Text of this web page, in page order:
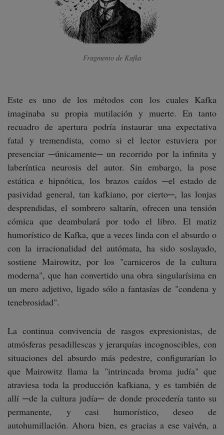
Fragmento de Kafka
Este es uno de los métodos con los cuales Kafka
imaginaba su propia mutilación y muerte. En tanto
recuadro de apertura podría instaurar una expectativa
fatal y tremendista, como si el lector estuviera por
presenciar ─únicamente─ un recorrido por la infinita y
laberíntica neurosis del autor. Sin embargo, la pose
estática e hipnótica, los brazos caídos ─el estado de
pasividad general, tan kafkiano, por cierto─, las lonjas
desprendidas, el sombrero saltarín, ofrecen una tensión
cómica que deambulará por todo el libro. El matiz
humorístico de Kafka, que a veces linda con el absurdo o
con la irracionalidad del autómata, ha sido soslayado,
sostiene Mairowitz, por los "carniceros de la cultura
moderna", que han convertido una obra singularísima en
un mero adjetivo, ligado sólo a fantasías de "condena y
tenebrosidad".
La continua convivencia de rasgos expresionistas, de
atmósferas pesadillescas y jerarquías incognoscibles, con
situaciones del absurdo más pedestre, configurarían lo
que Mairowitz llama la "intrincada broma judía" que
atraviesa toda la producción kafkiana, y es también de
allí ─de la cultura judía─ de donde procedería tanto su
permanente, y casi humorístico, deseo de
autohumillación. Ahora bien, es gracias a ese vaivén, a